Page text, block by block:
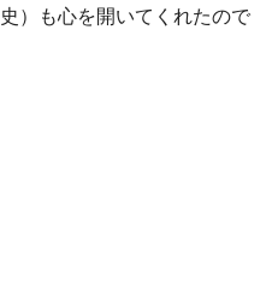
）も心を開いてくれたので